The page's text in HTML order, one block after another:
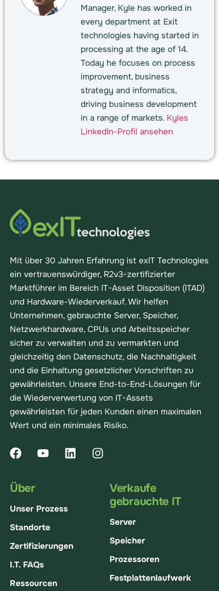
Manager, Kyle has worked in
every department at Exit
technologies having started in
processing at the age of 14.
Today he focuses on process
improvement, business
strategy and informatics,
driving business development
in a range of markets. Kyles
LinkedIn-Profil ansehen
Mit über 30 Jahren Erfahrung ist exIT Technologies
ein vertrauenswürdiger, R2v3-zertifizierter
Marktführer im Bereich IT-Asset Disposition (ITAD)
und Hardware-Wiederverkauf. Wir helfen
Unternehmen, gebrauchte Server, Speicher,
Netzwerkhardware, CPUs und Arbeitsspeicher
sicher zu verwalten und zu vermarkten und
gleichzeitig den Datenschutz, die Nachhaltigkeit
und die Einhaltung gesetzlicher Vorschriften zu
gewährleisten. Unsere End-to-End-Lösungen für
die Wiederverwertung von IT-Assets
gewährleisten für jeden Kunden einen maximalen
Wert und ein minimales Risiko.
Über
Unser Prozess
Standorte
Zertifizierungen
I.T. FAQs
Ressourcen
Verkaufe
gebrauchte IT
Server
Speicher
Prozessoren
Festplattenlaufwerk